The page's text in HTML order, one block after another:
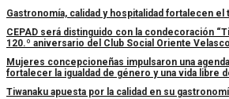
Gastronomía, calidad y hospitalidad fortalecen el
CEPAD será distinguido con la condecoración
120.º aniversario del Club Social Oriente Velasco
Mujeres concepcioneñas impulsaron una
fortalecer la igualdad de género y una vida libre
Tiwanaku apuesta por la calidad en su